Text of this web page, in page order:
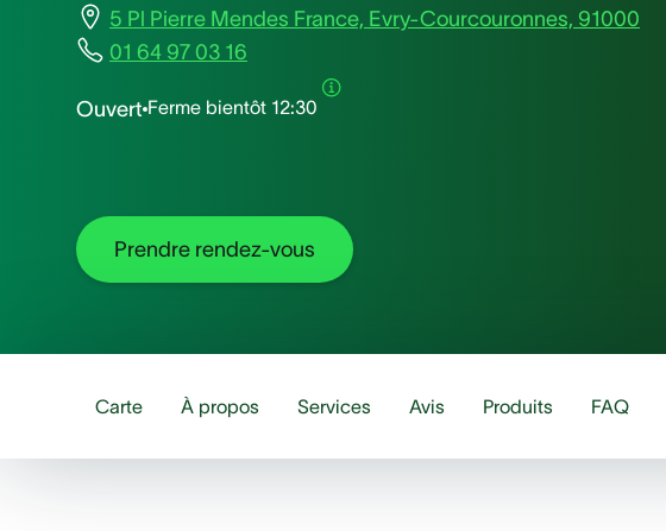
5 Pl Pierre Mendes France, Evry-Courcouronnes, 91000
01 64 97 03 16
Ouvert Ferme bientôt 12:30
Prendre rendez-vous
Carte À propos Services Avis Produits FAQ